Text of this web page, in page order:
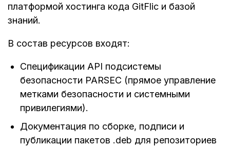
платформой хостинга кода GitFlic и базой
знаний.
В состав ресурсов входят:
Спецификации API подсистемы
безопасности PARSEC (прямое управление
метками безопасности и системными
привилегиями).
Документация по сборке, подписи и
публикации пакетов .deb для репозиториев